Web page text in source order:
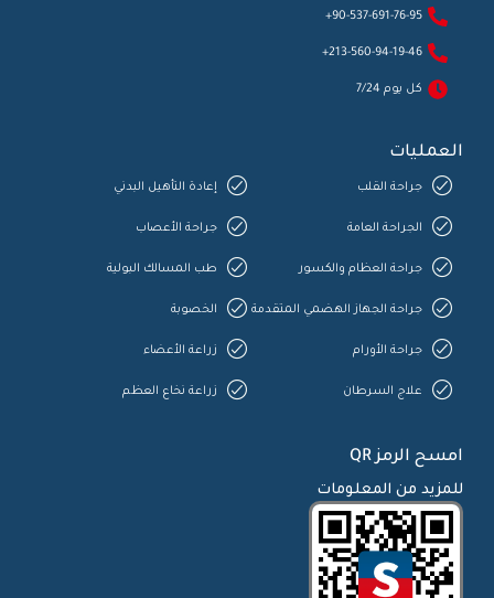
90-537-691-76-95+
213-560-94-19-46+
كل يوم 7/24
العمليات
جراحة القلب
الجراحة العامة
جراحة العظام والكسور
جراحة الجهاز الهضمي المتقدمة
جراحة الأورام
علاج السرطان
إعادة التأهيل البدني
جراحة الأعصاب
طب المسالك البولية
الخصوبة
زراعة الأعضاء
زراعة نخاع العظم
امسح الرمز QR
للمزيد من المعلومات